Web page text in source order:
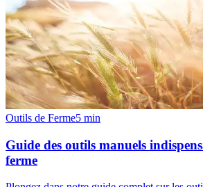
Outils de Ferme5 min
Guide des outils manuels
ferme